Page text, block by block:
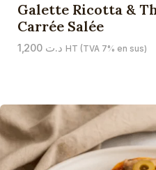
Galette Ricotta &
Carrée Salée
د.ت 1,200 HT (TVA 7% en sus)